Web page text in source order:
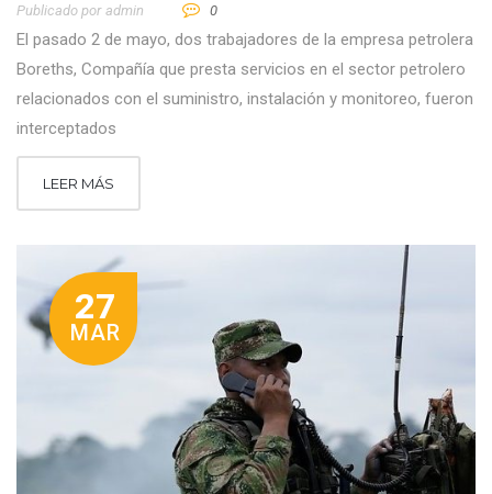
Publicado por Admin 0
El pasado 2 de mayo, dos trabajadores de la empresa petrolera
Boreths, Compañía que presta servicios en el sector petrolero
relacionados con el suministro, instalación y monitoreo, fueron
interceptados
LEER MÁS
27
MAR